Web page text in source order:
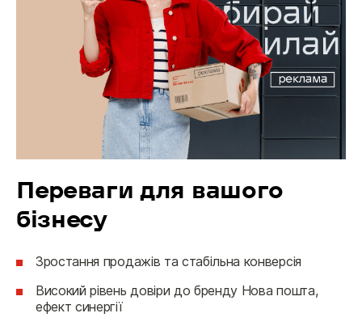
Переваги для вашого
бізнесу
Зростання продажів та стабільна конверсія
Високий рівень довіри до бренду Нова пошта,
ефект синергії